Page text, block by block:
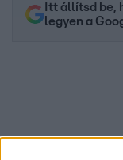
Itt állítsd be,
legyen a